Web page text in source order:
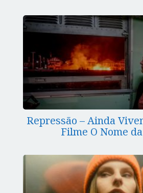
Repressão – Ainda
Filme O Nome